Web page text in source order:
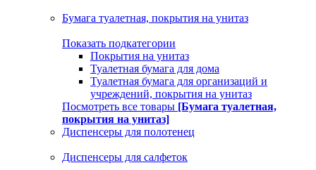
Бумага туалетная, покрытия на унитаз
Показать подкатегории
Покрытия на унитаз
Туалетная бумага для дома
Туалетная бумага для организаций и
учреждений, покрытия на унитаз
Посмотреть все товары [Бумага туалетная,
покрытия на унитаз]
Диспенсеры для полотенец
Диспенсеры для салфеток